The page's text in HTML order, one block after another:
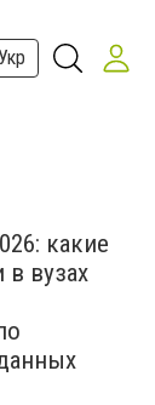
Укр
какие
в вузах